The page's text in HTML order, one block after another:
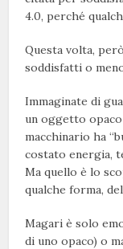
4.0, perché
Questa volta,
soddisfatti o
Immaginate di
un oggetto
macchinario ha
costato energia,
Ma quello è lo
qualche forma,
Magari è solo
di uno opaco) o